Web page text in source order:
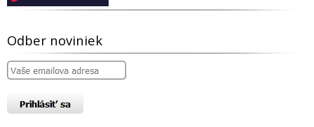
Odber noviniek